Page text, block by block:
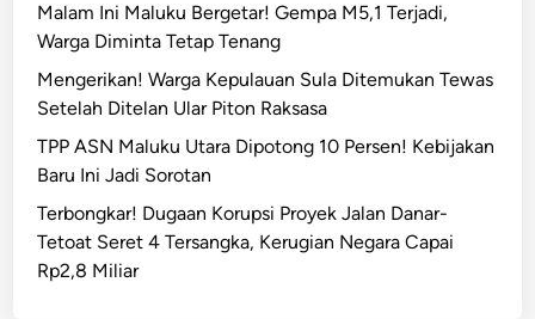
Malam Ini Maluku Bergetar! Gempa M5,1 Terjadi,
Warga Diminta Tetap Tenang
Mengerikan! Warga Kepulauan Sula Ditemukan Tewas
Setelah Ditelan Ular Piton Raksasa
TPP ASN Maluku Utara Dipotong 10 Persen! Kebijakan
Baru Ini Jadi Sorotan
Terbongkar! Dugaan Korupsi Proyek Jalan Danar-
Tetoat Seret 4 Tersangka, Kerugian Negara Capai
Rp2,8 Miliar